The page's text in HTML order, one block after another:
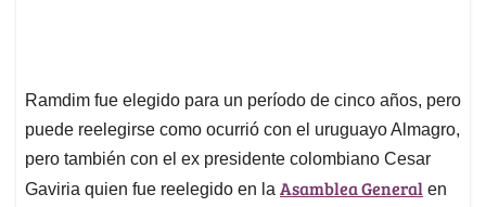
Ramdim fue elegido para un período de cinco años, pero
puede reelegirse como ocurrió con el uruguayo Almagro,
pero también con el ex presidente colombiano Cesar
Gaviria quien fue reelegido en la Asamblea General en